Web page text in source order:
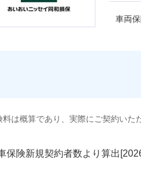
車両
は概算であり、実際にご契約い
新規契約者数より算出[